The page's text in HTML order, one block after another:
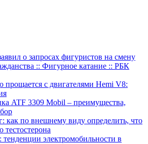
о запросах фигуристов на смену
:: Фигурное катание :: РБК
прощается с двигателями Hemi V8:
ATF 3309 Mobil – преимущества,
как по внешнему виду определить, что
тенденции электромобильности в